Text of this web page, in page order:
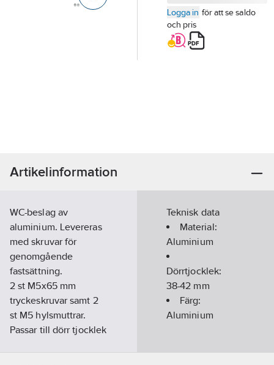
Logga in för att se saldo
och pris
Artikelinformation
WC-beslag av
aluminium. Levereras
med skruvar för
genomgående
fastsättning.
2 st M5x65 mm
tryckeskruvar samt 2
st M5 hylsmuttrar.
Passar till dörr tjocklek
Teknisk data
Material:
Aluminium
Dörrtjocklek:
38-42 mm
Färg:
Aluminium